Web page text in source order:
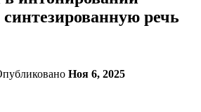
речь
Ноя 6, 2025